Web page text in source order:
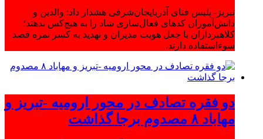
تبریز- پلیس فتای آذربایجان‌شرقی هشدار داد: والدین و
دانش‌آموزان کدهای فعال‌سازی شاد را به هیچ‌کس ندهند؛
کلاهبرداران با جعل هویت مدیران و تهدید به کسر نمره قصد
سوءاستفاده دارند.
دو فقره تصادف در محور ارومیه -تبریز و
مهاباد ۸ مصدوم برجا گذاشت